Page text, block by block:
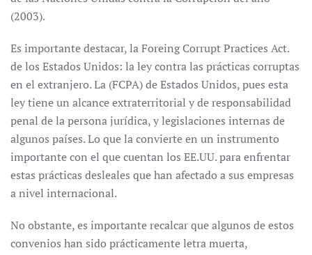
(2003).
Es importante destacar, la Foreing Corrupt Practices Act.
de los Estados Unidos: la ley contra las prácticas corruptas
en el extranjero. La (FCPA) de Estados Unidos, pues esta
ley tiene un alcance extrate­rritorial y de responsabilidad
penal de la persona jurídica, y legislaciones internas de
algunos países. Lo que la convierte en un instrumento
importante con el que cuentan los EE.UU. para enfrentar
estas prácticas desleales que han afectado a sus empresas
a nivel internacional.
No obstante, es importante recalcar que algunos de estos
convenios han sido prácticamente letra muerta,